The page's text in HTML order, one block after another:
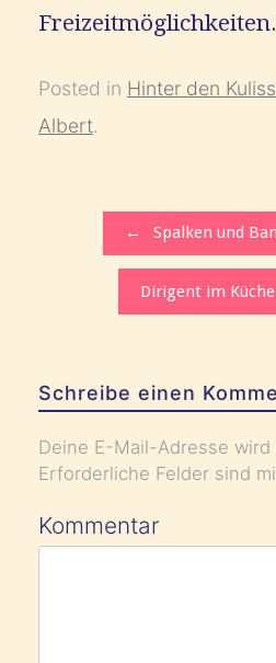
Posted in Hinter den
Albert.
Post navigation
← Spalken und
Dirigent im
Schreibe einen
Deine E-Mail-Adresse
Erforderliche Felder sind
Kommentar